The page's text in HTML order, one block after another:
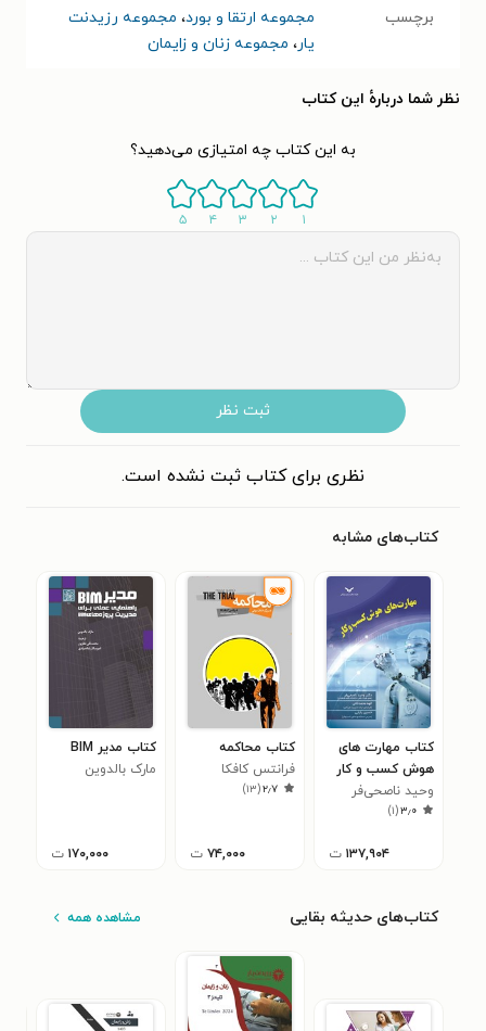
برچسب مجموعه ارتقا و بورد، مجموعه رزیدنت
یار، مجموعه زنان و زایمان
نظر شما دربارهٔ این کتاب
به این کتاب چه امتیازی می‌دهید؟
۱ ۲ ۳ ۴ ۵
ثبت نظر
نظری برای کتاب ثبت نشده است.
کتاب‌های مشابه
کتاب مهارت های
هوش کسب و کار
وحید ناصحی‌فر
۳٫۰(۱)
۱۳۷,۹۰۴ ت
کتاب محاکمه
فرانتس کافکا
۲٫۷(۱۳)
۷۴,۰۰۰ ت
کتاب مدیر BIM
مارک بالدوین
۱۷۰,۰۰۰ ت
کتاب‌های حدیثه بقایی مشاهده همه